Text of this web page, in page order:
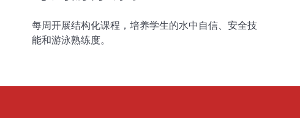
每周开展结构化课程，培养学生的水中自信、安全技
能和游泳熟练度。